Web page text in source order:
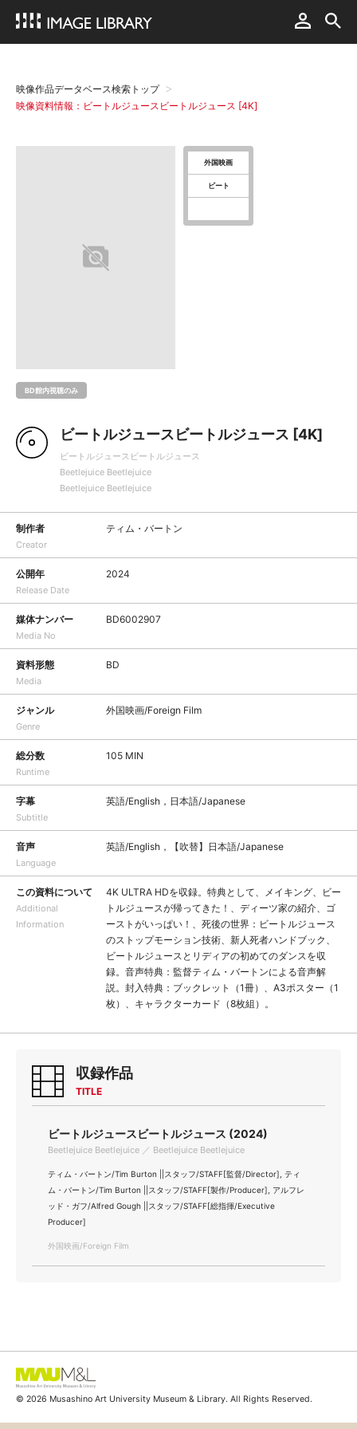
映像作品データベース検索トップ
映像資料情報：ビートルジュースビートルジュース [4K]
BD館内視聴のみ
外国映画
ビート
ビートルジュースビートルジュース [4K]
ビートルジュースビートルジュース
Beetlejuice Beetlejuice
Beetlejuice Beetlejuice
制作者
Creator
ティム・バートン
公開年
Release Date
2024
媒体ナンバー
Media No
BD6002907
資料形態
Media
BD
ジャンル
Genre
外国映画/Foreign Film
総分数
Runtime
105 MIN
字幕
Subtitle
英語/English，日本語/Japanese
音声
Language
英語/English，【吹替】日本語/Japanese
この資料について
Additional
Information
4K ULTRA HDを収録。特典として、メイキング、ビー
トルジュースが帰ってきた！、ディーツ家の紹介、ゴ
ーストがいっぱい！、死後の世界：ビートルジュース
のストップモーション技術、新人死者ハンドブック、
ビートルジュースとリディアの初めてのダンスを収
録。音声特典：監督ティム・バートンによる音声解
説。封入特典：ブックレット（1冊）、A3ポスター（1
枚）、キャラクターカード（8枚組）。
収録作品
TITLE
ビートルジュースビートルジュース (2024)
Beetlejuice Beetlejuice ／ Beetlejuice Beetlejuice
ティム・バートン/Tim Burton ||スタッフ/STAFF[監督/Director], ティ
ム・バートン/Tim Burton ||スタッフ/STAFF[製作/Producer], アルフレ
ッド・ガフ/Alfred Gough ||スタッフ/STAFF[総指揮/Executive
Producer]
外国映画/Foreign Film
© 2026 Musashino Art University Museum & Library. All Rights Reserved.